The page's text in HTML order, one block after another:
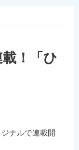
！「ひ
ナルで連載開